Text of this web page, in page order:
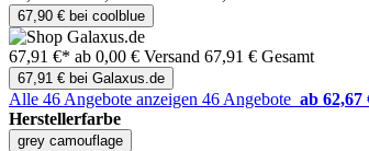
67,90 € bei coolblue
67,91 €* ab 0,00 € Versand 67,91 € Gesamt
67,91 € bei Galaxus.de
Alle 46 Angebote anzeigen 46 Angebote ab 62,67
Herstellerfarbe
grey camouflage